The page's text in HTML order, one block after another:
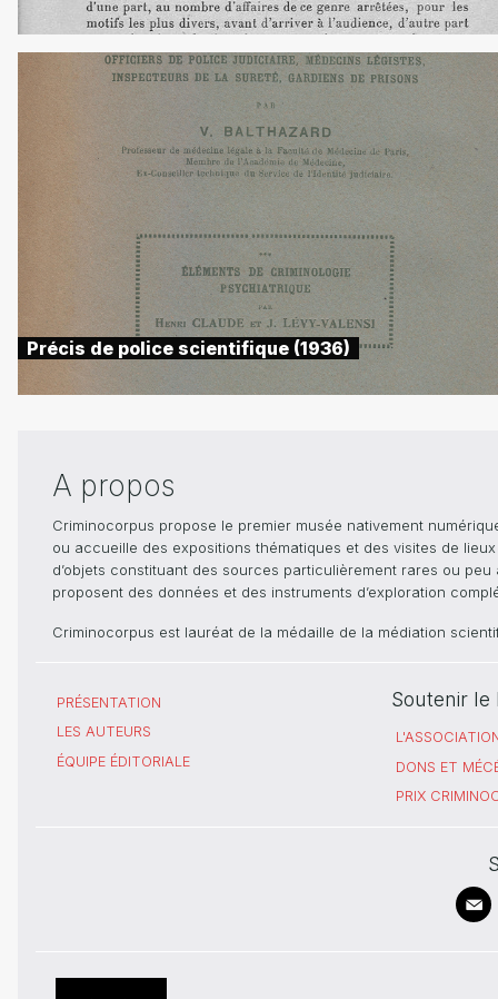
Précis de police scientifique (1936)
A propos
Criminocorpus propose le premier musée nativement
ou accueille des expositions thématiques et des visites de
d’objets constituant des sources particulièrement rares ou
proposent des données et des instruments d’exploration
Criminocorpus est lauréat de la médaille de la médiation
PRÉSENTATION
LES AUTEURS
ÉQUIPE ÉDITORIALE
Soutenir le
DONS ET
PRIX